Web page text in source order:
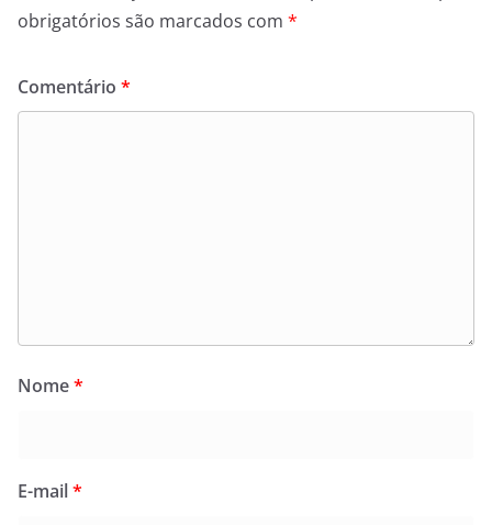
obrigatórios são marcados com *
Comentário *
Nome*
E-mail*